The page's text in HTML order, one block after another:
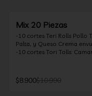
Mix 20 Piezas
-10 cortes Teri Rolls Pollo
Palta, y Queso Crema
-10 cortes Tori Tolls:
teriyaki 30ml
$8.900$10.990